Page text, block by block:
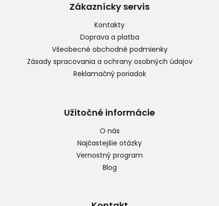
Zákaznícky servis
Kontakty
Doprava a platba
Všeobecné obchodné podmienky
Zásady spracovania a ochrany osobných údajov
Reklamačný poriadok
Užitočné informácie
O nás
Najčastejšie otázky
Vernostný program
Blog